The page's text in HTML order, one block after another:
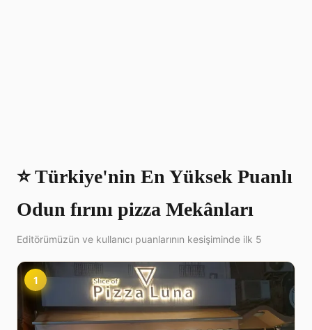
⭐ Türkiye'nin En Yüksek Puanlı
Odun fırını pizza Mekânları
Editörümüzün ve kullanıcı puanlarının kesişiminde ilk 5
1